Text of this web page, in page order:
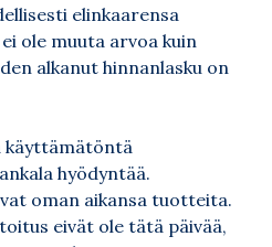
elinkaarensa
ole muuta arvoa kuin
alkanut hinnanlasku on
käyttämätöntä
hyödyntää.
oman aikansa tuotteita.
eivät ole tätä päivää,